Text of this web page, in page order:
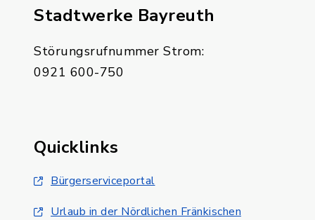
Stadtwerke Bayreuth
Störungsrufnummer Strom:
0921 600-750
Quicklinks
Bürgerserviceportal
Urlaub in der Nördlichen Fränkischen